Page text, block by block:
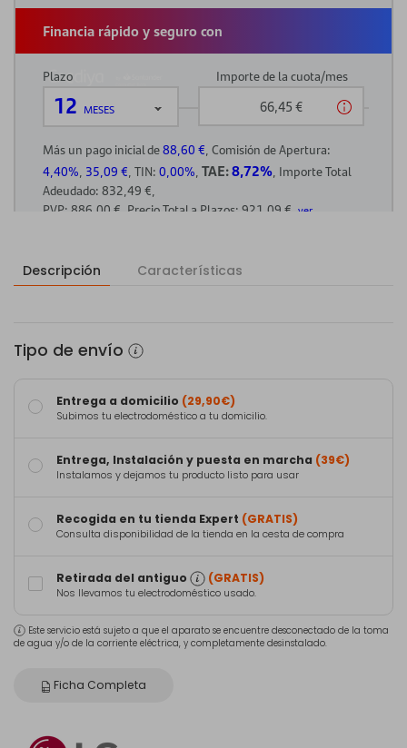
Descripción Características
Tipo de envío
Entrega a domicilio (29,90€)
Subimos tu electrodoméstico a tu domicilio.
Entrega, Instalación y puesta en marcha (39€)
Instalamos y dejamos tu producto listo para usar
Recogida en tu tienda Expert (GRATIS)
Consulta disponibilidad de la tienda en la cesta de compra
Retirada del antiguo (GRATIS)
Nos llevamos tu electrodoméstico usado.
Este servicio está sujeto a que el aparato se encuentre desconectado de la toma
de agua y/o de la corriente eléctrica, y completamente desinstalado.
Ficha Completa